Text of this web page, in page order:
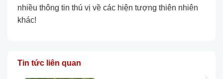
nhiều thông tin thú vị về các hiện tượng thiên nhiên
khác!
Tin tức liên quan